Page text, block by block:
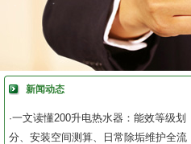
新闻动态
·一文读懂200升电热水器：能效等级划
分、安装空间测算、日常除垢维护全流